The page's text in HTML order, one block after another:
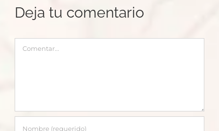
Deja tu comentario
Comentar